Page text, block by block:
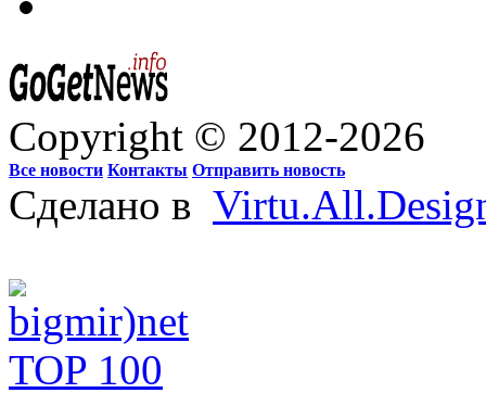
Copyright © 2012-2026
Все новости Контакты Отправить новость
Сделано в